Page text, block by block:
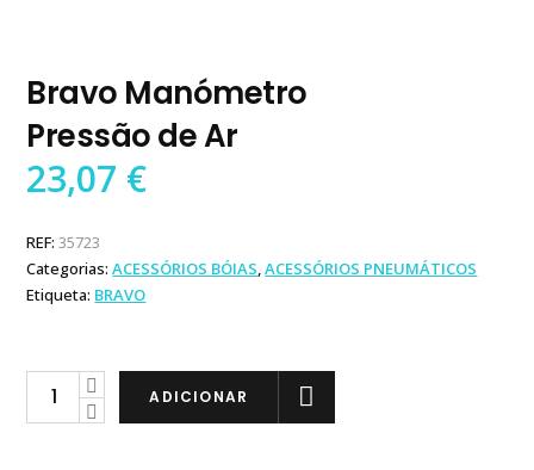
Bravo Manómetro
Pressão de Ar
23,07 €
REF:35723
Categorias:ACESSÓRIOS BÓIAS,ACESSÓRIOS PNEUMÁTICOS
Etiqueta: BRAVO
Bravo
Manómetro
ADICIONAR